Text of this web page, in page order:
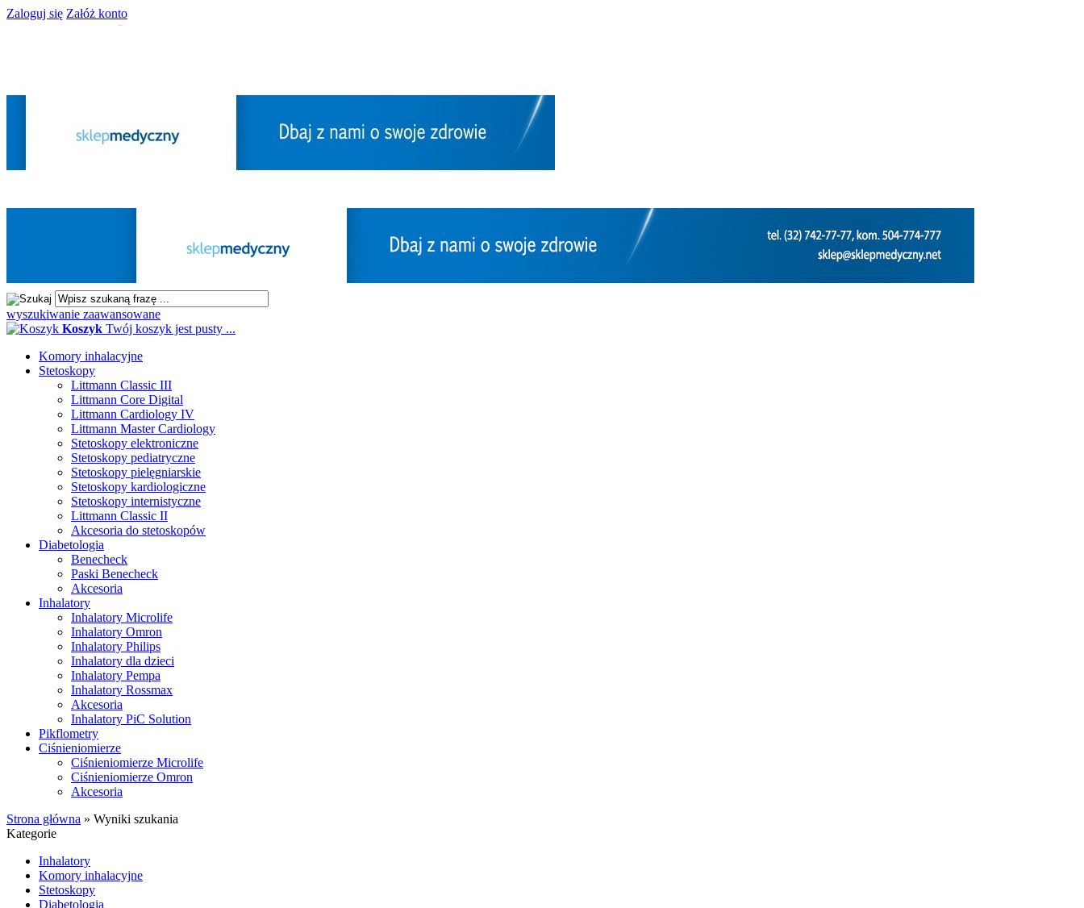
Zaloguj się Załóż konto
wyszukiwanie zaawansowane
Koszyk Twój koszyk jest pusty ...
Komory inhalacyjne
Stetoskopy
Littmann Classic III
Littmann Core Digital
Littmann Cardiology IV
Littmann Master Cardiology
Stetoskopy elektroniczne
Stetoskopy pediatryczne
Stetoskopy pielęgniarskie
Stetoskopy kardiologiczne
Stetoskopy internistyczne
Littmann Classic II
Akcesoria do stetoskopów
Diabetologia
Benecheck
Paski Benecheck
Akcesoria
Inhalatory
Inhalatory Microlife
Inhalatory Omron
Inhalatory Philips
Inhalatory dla dzieci
Inhalatory Pempa
Inhalatory Rossmax
Akcesoria
Inhalatory PiC Solution
Pikflometry
Ciśnieniomierze
Ciśnieniomierze Microlife
Ciśnieniomierze Omron
Akcesoria
Strona główna » Wyniki szukania
Kategorie
Inhalatory
Komory inhalacyjne
Stetoskopy
Diabetologia